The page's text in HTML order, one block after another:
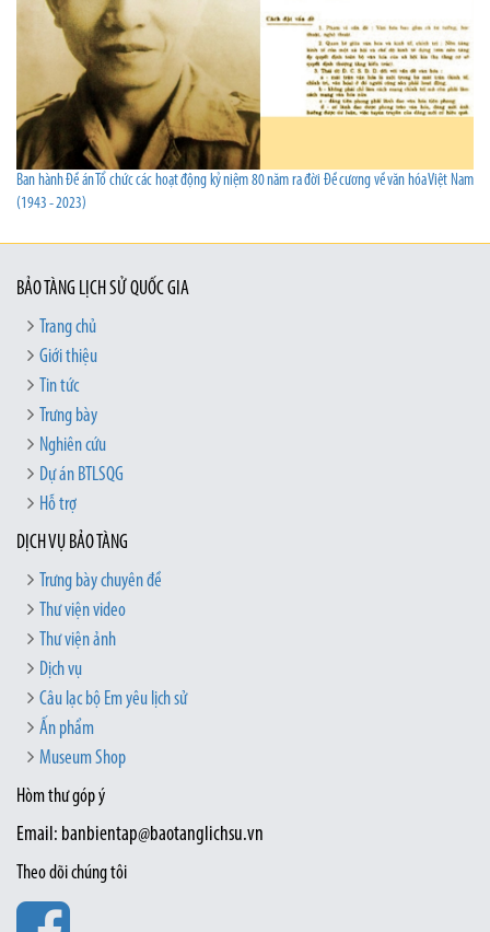
Ban hành Đề án Tổ chức các hoạt động kỷ niệm 80 năm ra đời Đề cương về văn hóa Việt Nam
(1943 - 2023)
BẢO TÀNG LỊCH SỬ QUỐC GIA
Trang chủ
Giới thiệu
Tin tức
Trưng bày
Nghiên cứu
Dự án BTLSQG
Hỗ trợ
DỊCH VỤ BẢO TÀNG
Trưng bày chuyên đề
Thư viện video
Thư viện ảnh
Dịch vụ
Câu lạc bộ Em yêu lịch sử
Ấn phẩm
Museum Shop
Hòm thư góp ý
Email: banbientap@baotanglichsu.vn
Theo dõi chúng tôi